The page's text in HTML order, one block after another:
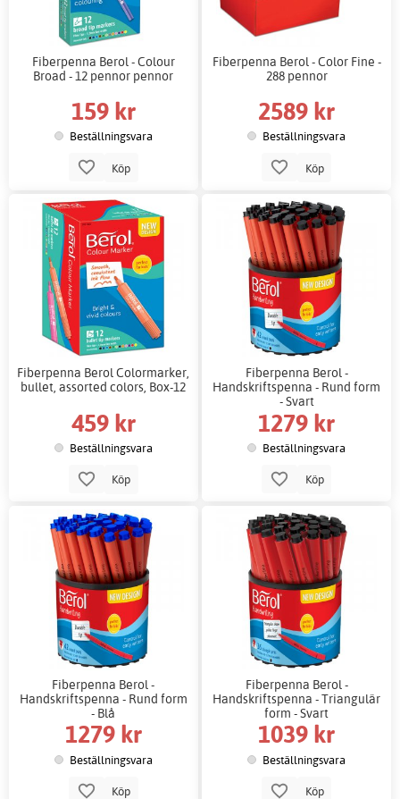
Fiberpenna Berol - Colour
Broad - 12 pennor pennor
159 kr
Beställningsvara
Köp
Fiberpenna Berol - Color Fine -
288 pennor
2589 kr
Beställningsvara
Köp
Fiberpenna Berol Colormarker,
bullet, assorted colors, Box-12
459 kr
Beställningsvara
Köp
Fiberpenna Berol -
Handskriftspenna - Rund form
- Svart
1279 kr
Beställningsvara
Köp
Fiberpenna Berol -
Handskriftspenna - Rund form
- Blå
1279 kr
Beställningsvara
Köp
Fiberpenna Berol -
Handskriftspenna - Triangulär
form - Svart
1039 kr
Beställningsvara
Köp